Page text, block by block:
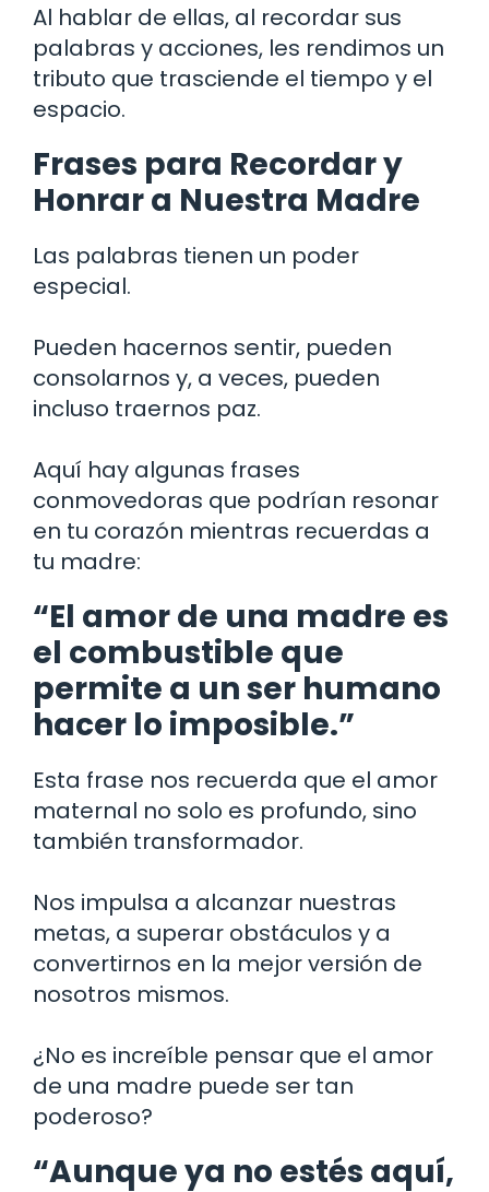
Al hablar de ellas, al recordar sus
palabras y acciones, les rendimos un
tributo que trasciende el tiempo y el
espacio.
Frases para Recordar y
Honrar a Nuestra Madre
Las palabras tienen un poder
especial.
Pueden hacernos sentir, pueden
consolarnos y, a veces, pueden
incluso traernos paz.
Aquí hay algunas frases
conmovedoras que podrían resonar
en tu corazón mientras recuerdas a
tu madre:
“El amor de una madre es
el combustible que
permite a un ser humano
hacer lo imposible.”
Esta frase nos recuerda que el amor
maternal no solo es profundo, sino
también transformador.
Nos impulsa a alcanzar nuestras
metas, a superar obstáculos y a
convertirnos en la mejor versión de
nosotros mismos.
¿No es increíble pensar que el amor
de una madre puede ser tan
poderoso?
“Aunque ya no estés aquí,